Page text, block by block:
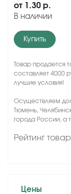
от 1.30 р.
В наличии
Купить
Товар продается
составляет 4000
лучшие условия!
Осуществляем
Тюмень,
города России, а
Рейтинг
Цены